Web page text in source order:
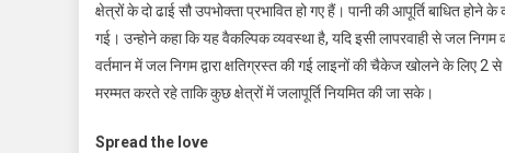
क्षेत्रों के दो ढाई सौ उपभोक्ता प्रभावित हो गए हैं। पानी की आपूर्ति बाधित
गई। उन्होने कहा कि यह वैकल्पिक व्यवस्था है, यदि इसी लापरवाही से जल
वर्तमान में जल निगम द्वारा क्षतिग्रस्त की गई लाइनों की चैकेज खोलने के लिए
मरम्मत करते रहे ताकि कुछ क्षेत्रों में जलापूर्ति नियमित की जा सके।
Spread the love